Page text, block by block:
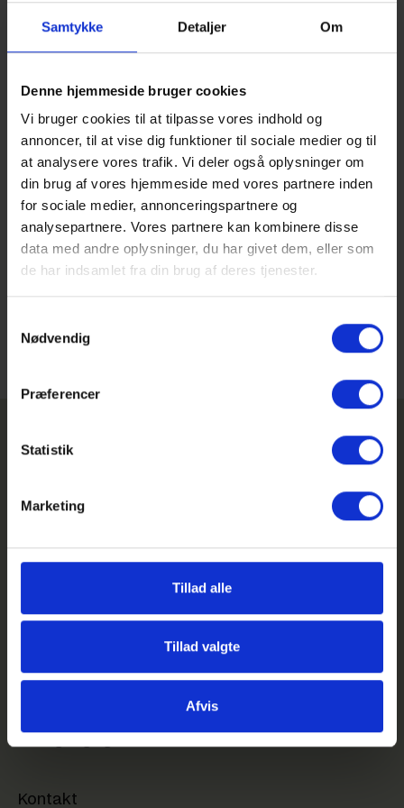
Samtykke Detaljer Om
Denne hjemmeside bruger cookies
Vi bruger cookies til at tilpasse vores indhold og
annoncer, til at vise dig funktioner til sociale medier og til
at analysere vores trafik. Vi deler også oplysninger om
din brug af vores hjemmeside med vores partnere inden
for sociale medier, annonceringspartnere og
analysepartnere. Vores partnere kan kombinere disse
data med andre oplysninger, du har givet dem, eller som
de har indsamlet fra din brug af deres tjenester.
Nødvendig
Præferencer
Statistik
Marketing
Tillad alle
Tillad valgte
Afvis
Efter klager over støj og gener i forbindelse med
gymnasieelever i Staudehaven ved Hellerup Havn inviterer
Dialogmødet finder sted: 26. juni kl 15-16 på Gammel
Hellerup Gymnasium, Svanemøllevej 87, 2900 Hellerup
GHG på Facebook
GHG på Instagram
Feriekalender
Kontakt